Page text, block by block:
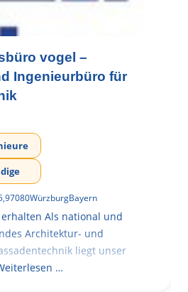
vogel –
Ingenieurbüro für
,97080WürzburgBayern
Als national und
Architektur- und
liegt unser
in der
…